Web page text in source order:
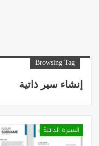
Browsing Tag
إنشاء سير ذاتية
السيرة الذاتية